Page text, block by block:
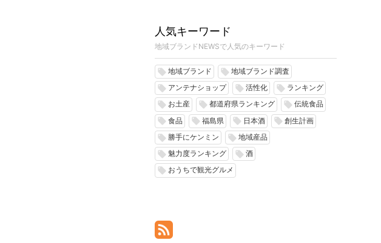
人気キーワード
地域ブランドNEWSで人気のキーワード
local_offer 地域ブランド local_offer 地域ブランド調査
local_offer アンテナショップ local_offer 活性化 local_offer ランキング
local_offer お土産 local_offer 都道府県ランキング local_offer 伝統食品
local_offer 食品 local_offer 福島県 local_offer 日本酒 local_offer 創生計画
local_offer 勝手にケンミン local_offer 地域産品
local_offer 魅力度ランキング local_offer 酒
local_offer おうちで観光グルメ